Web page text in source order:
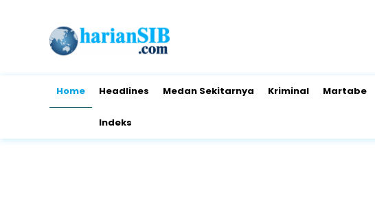
Home Headlines Medan Sekitarnya Kriminal Martabe
Indeks